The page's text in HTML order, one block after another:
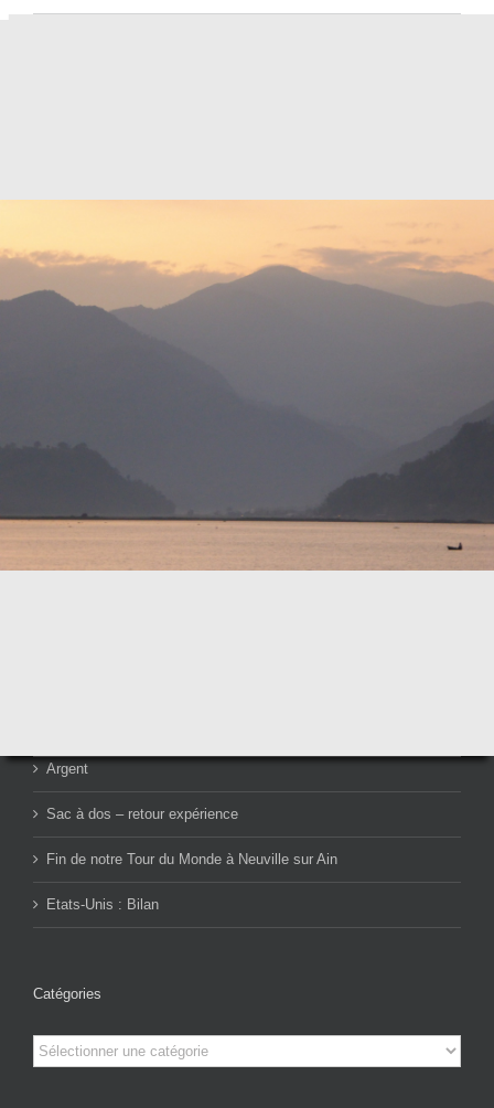
Argent
Sac à dos – retour expérience
Fin de notre Tour du Monde à Neuville sur Ain
Etats-Unis : Bilan
Catégories
Catégories